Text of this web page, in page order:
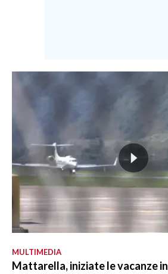
MULTIMEDIA
Mattarella, iniziate le vacanze